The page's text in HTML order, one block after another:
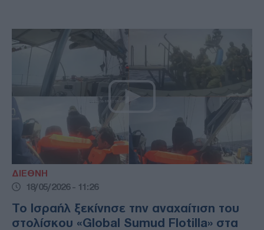
ΔΙΕΘΝΗ
18/05/2026 - 11:26
Το Ισραήλ ξεκίνησε την αναχαίτιση του
στολίσκου «Global Sumud Flotilla» στα